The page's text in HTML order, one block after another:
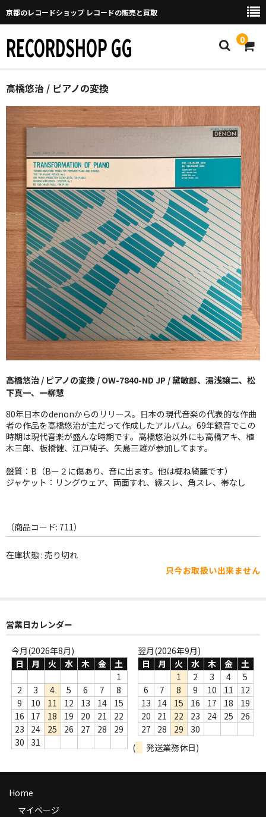
京都のレコードショップ レコードの販売と買取
RECORDSHOP GG 0
Home
マイページ
買取について
取り置きなどについて
Categories
New Arrivals
新譜
GG RECORD （当店のレーベル）
全商品
JAZZ-US
BLUE NOTE
JAZZ-EU
JAZZ-JP
JAZZ-VOCAL
ROCK
WORLD
その他
Webのみ no.2
Webのみ no.3
Webのみ no.4
売り切れ
商品の発送
高橋悠治 / ピアノの変換
高橋悠治 / ピアノの変換 / OW-7840-ND JP / 黛敏郎、湯浅譲二、松
下真一、一柳慧
80年日本のdenonからのリリース。日本の現代音楽の代表的な作曲
者の作品を高橋悠治が主だって作成したアルバム。69年録音でこの
時期は現代音楽が盛んな時期です。高橋悠治以外にも高橋アキ、植
木三郎、板橋健、江戸純子、矢島三雄が参加してます。
盤質：B（Bー２に傷あり、音に出ます。他は概ね綺麗です）
ジャケット：リングウェア、両面すれ、縁スレ、角スレ、帯なし
（商品コード: 711）
在庫状態 : 売り切れ
只今お取扱い出来ません
営業日カレンダー
今月(2026年8月)
日
月 火 水 木 金
土
1
2
3 4 5 6 7
8
9
10 11 12 13 14
15
16
17 18 19 20 21
22
23
24 25 26 27 28
29
30
31
翌月(2026年9月)
日
月 火 水 木 金
土
1
2 3 4
5
6
7 8 9 10 11
12
13
14 15 16 17 18
19
20
21 22 23 24 25
26
27
28 29
30
(
発送業務休日)
Home
マイページ